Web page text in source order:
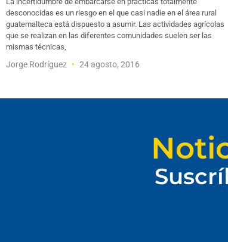
desconocidas es un riesgo en el que casi nadie en el área rural
guatemalteca está dispuesto a asumir. Las actividades agrícolas
que se realizan en las diferentes comunidades suelen ser las
mismas técnicas,
Jorge Rodríguez 24 agosto, 2016